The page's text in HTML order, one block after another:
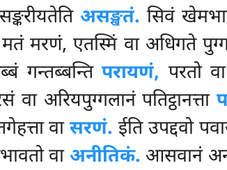
असङ्खतं. सिवं
मरणं, एतस्मिं वा अधिगते
गन्तब्बन्तिपरायणं, परतो
वा अरियपुग्गलानं पतिट्ठानत्ता
वासरणं. ईति उपद्दवो
वा अनीतिकं. आसवानं